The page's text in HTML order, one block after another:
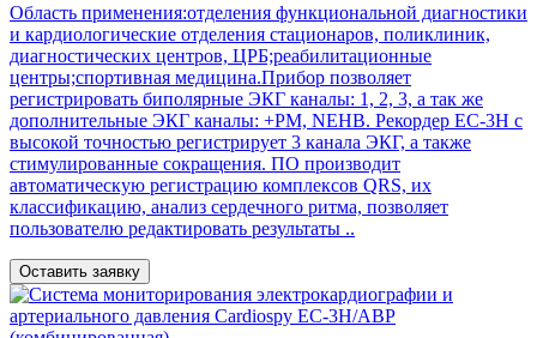
Область применения:отделения функциональной диагностики
и кардиологические отделения стационаров, поликлиник,
диагностических центров, ЦРБ;реабилитационные
центры;спортивная медицина.Прибор позволяет
регистрировать биполярные ЭКГ каналы: 1, 2, 3, а так же
дополнительные ЭКГ каналы: +PM, NEHB. Рекордер ЕС-3Н с
высокой точностью регистрирует 3 канала ЭКГ, а также
стимулированные сокращения. ПО производит
автоматическую регистрацию комплексов QRS, их
классификацию, анализ сердечного ритма, позволяет
пользователю редактировать результаты ..
Оставить заявку